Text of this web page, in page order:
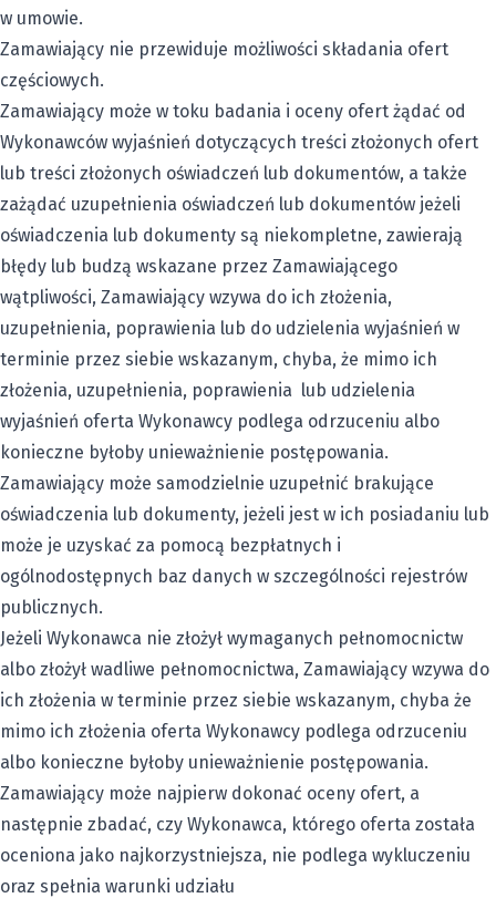
w umowie.
Zamawiający nie przewiduje możliwości składania ofert
częściowych.
Zamawiający może w toku badania i oceny ofert żądać od
Wykonawców wyjaśnień dotyczących treści złożonych ofert
lub treści złożonych oświadczeń lub dokumentów, a także
zażądać uzupełnienia oświadczeń lub dokumentów jeżeli
oświadczenia lub dokumenty są niekompletne, zawierają
błędy lub budzą wskazane przez Zamawiającego
wątpliwości, Zamawiający wzywa do ich złożenia,
uzupełnienia, poprawienia lub do udzielenia wyjaśnień w
terminie przez siebie wskazanym, chyba, że mimo ich
złożenia, uzupełnienia, poprawienia lub udzielenia
wyjaśnień oferta Wykonawcy podlega odrzuceniu albo
konieczne byłoby unieważnienie postępowania.
Zamawiający może samodzielnie uzupełnić brakujące
oświadczenia lub dokumenty, jeżeli jest w ich posiadaniu lub
może je uzyskać za pomocą bezpłatnych i
ogólnodostępnych baz danych w szczególności rejestrów
publicznych.
Jeżeli Wykonawca nie złożył wymaganych pełnomocnictw
albo złożył wadliwe pełnomocnictwa, Zamawiający wzywa do
ich złożenia w terminie przez siebie wskazanym, chyba że
mimo ich złożenia oferta Wykonawcy podlega odrzuceniu
albo konieczne byłoby unieważnienie postępowania.
Zamawiający może najpierw dokonać oceny ofert, a
następnie zbadać, czy Wykonawca, którego oferta została
oceniona jako najkorzystniejsza, nie podlega wykluczeniu
oraz spełnia warunki udziału